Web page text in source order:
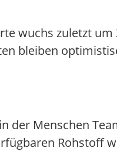
wuchs zuletzt
bleiben
der Menschen
Rohstoff